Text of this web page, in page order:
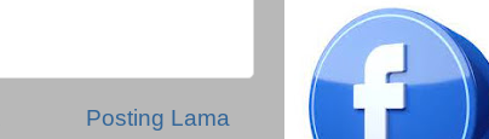
Posting Lama